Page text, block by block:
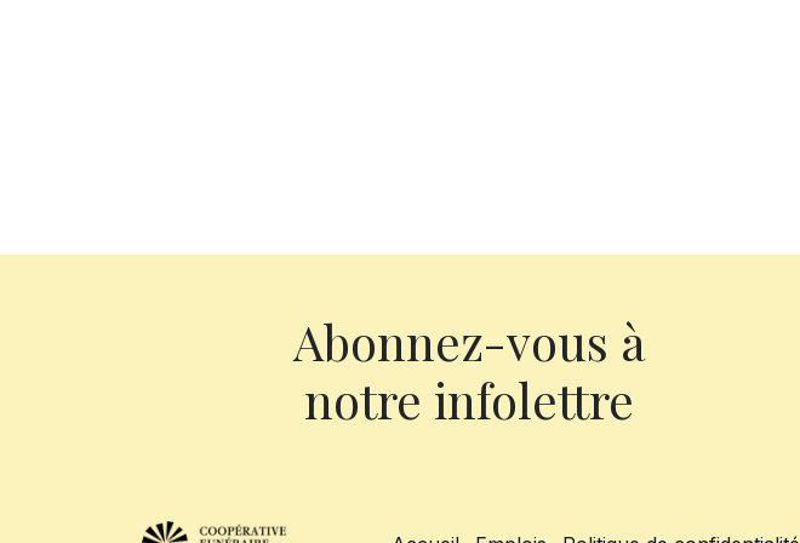
Abonnez-vous à
notre infolettre